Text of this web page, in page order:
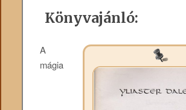
Könyvajánló:
A
mágia